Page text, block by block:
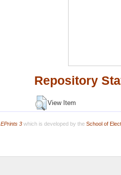
Repository
View Item
EPrints 3which is developed by the School of